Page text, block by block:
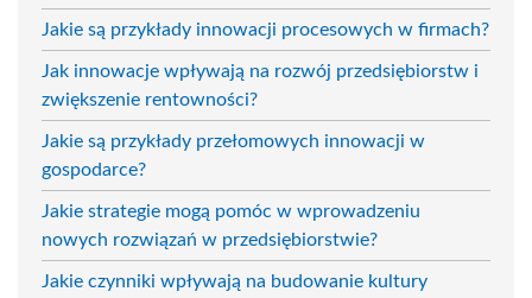
Jakie są przykłady innowacji procesowych w firmach?
Jak innowacje wpływają na rozwój przedsiębiorstw i
zwiększenie rentowności?
Jakie są przykłady przełomowych innowacji w
gospodarce?
Jakie strategie mogą pomóc w wprowadzeniu
nowych rozwiązań w przedsiębiorstwie?
Jakie czynniki wpływają na budowanie kultury